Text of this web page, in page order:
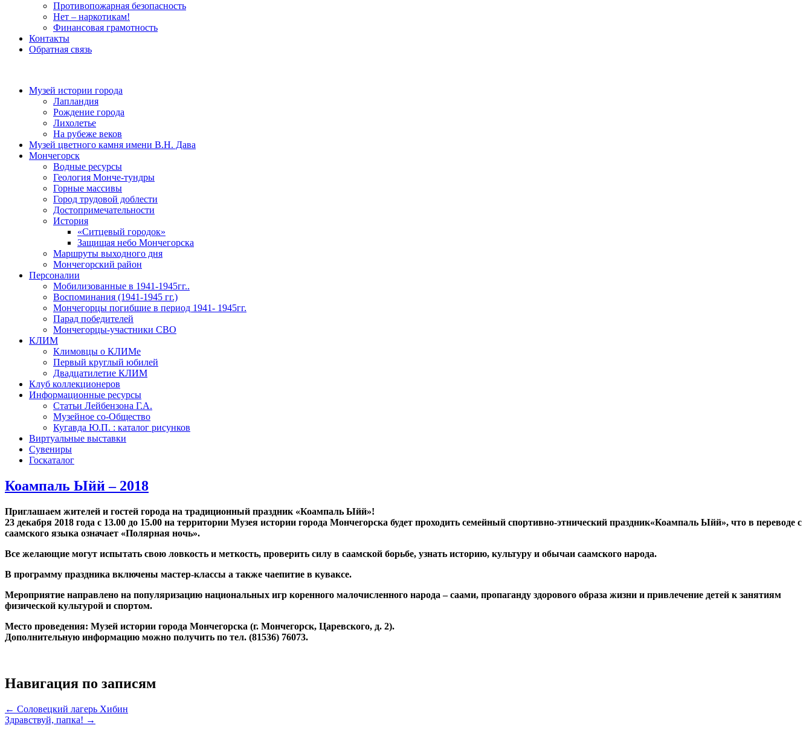
Противопожарная безопасность
Нет – наркотикам!
Финансовая грамотность
Контакты
Обратная связь
Музей истории города
Лапландия
Рождение города
Лихолетье
На рубеже веков
Музей цветного камня имени В.Н. Дава
Мончегорск
Водные ресурсы
Геология Монче-тундры
Горные массивы
Город трудовой доблести
Достопримечательности
История
«Ситцевый городок»
Защищая небо Мончегорска
Маршруты выходного дня
Мончегорский район
Персоналии
Мобилизованные в 1941-1945гг..
Воспоминания (1941-1945 гг.)
Мончегорцы погибшие в период 1941- 1945гг.
Парад победителей
Мончегорцы-участники СВО
КЛИМ
Климовцы о КЛИМе
Первый круглый юбилей
Двадцатилетие КЛИМ
Клуб коллекционеров
Информационные ресурсы
Статьи Лейбензона Г.А.
Музейное со-Общество
Кугавда Ю.П. : каталог рисунков
Виртуальные выставки
Сувениры
Госкаталог
Коампаль Ыйй – 2018
Приглашаем жителей и гостей города на традиционный праздник «Коампаль Ыйй»!
23 декабря 2018 года с 13.00 до 15.00 на территории Музея истории города Мончегорска будет проходить семейный спортивно-этнический праздник«Коампаль Ыйй», что в переводе с
саамского языка означает «Полярная ночь».
Все желающие могут испытать свою ловкость и меткость, проверить силу в саамской борьбе, узнать историю, культуру и обычаи саамского народа.
В программу праздника включены мастер-классы а также чаепитие в куваксе.
Мероприятие направлено на популяризацию национальных игр коренного малочисленного народа – саами, пропаганду здорового образа жизни и привлечение детей к занятиям
физической культурой и спортом.
Место проведения: Музей истории города Мончегорска (г. Мончегорск, Царевского, д. 2).
Дополнительную информацию можно получить по тел. (81536) 76073.
Навигация по записям
← Соловецкий лагерь Хибин
Здравствуй, папка! →